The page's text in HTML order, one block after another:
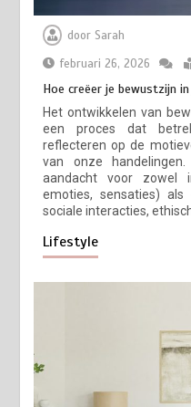
door Sarah
februari 26, 2026
Hoe creëer je bewustzijn
Het ontwikkelen van
een proces dat
reflecteren op de
van onze
aandacht voor zowel
emoties, sensaties)
sociale interacties,
Lifestyle